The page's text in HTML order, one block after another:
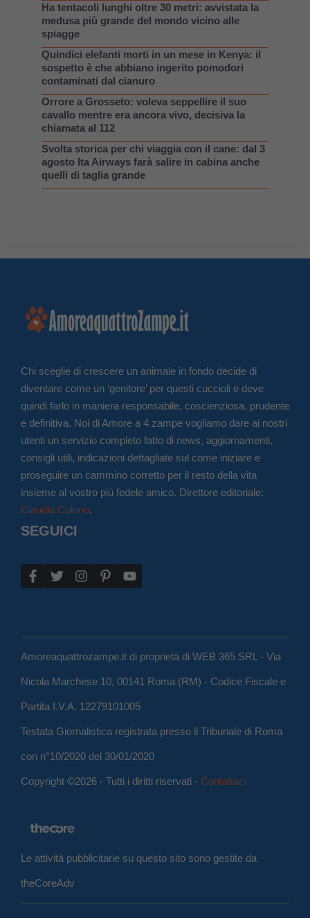
Ha tentacoli lunghi oltre 30 metri: avvistata la
medusa più grande del mondo vicino alle
spiagge
Quindici elefanti morti in un mese in Kenya: il
sospetto è che abbiano ingerito pomodori
contaminati dal cianuro
Orrore a Grosseto: voleva seppellire il suo
cavallo mentre era ancora vivo, decisiva la
chiamata al 112
Svolta storica per chi viaggia con il cane: dal 3
agosto Ita Airways farà salire in cabina anche
quelli di taglia grande
Chi sceglie di crescere un animale in fondo decide di
diventare come un ‘genitore’ per questi cuccioli e deve
quindi farlo in maniera responsabile, coscienziosa, prudente
e definitiva. Noi di Amore a 4 zampe vogliamo dare ai nostri
utenti un servizio completo fatto di news, aggiornamenti,
consigli utili, indicazioni dettagliate sul come iniziare e
proseguire un cammino corretto per il resto della vita
insieme al vostro più fedele amico. Direttore editoriale:
Claudia Colono.
SEGUICI
Amoreaquattrozampe.it di proprietà di WEB 365 SRL - Via
Nicola Marchese 10, 00141 Roma (RM) - Codice Fiscale e
Partita I.V.A. 12279101005
Testata Giornalistica registrata presso il Tribunale di Roma
con n°10/2020 del 30/01/2020
Copyright ©2026 - Tutti i diritti riservati - Contattaci
Le attività pubblicitarie su questo sito sono gestite da
theCoreAdv